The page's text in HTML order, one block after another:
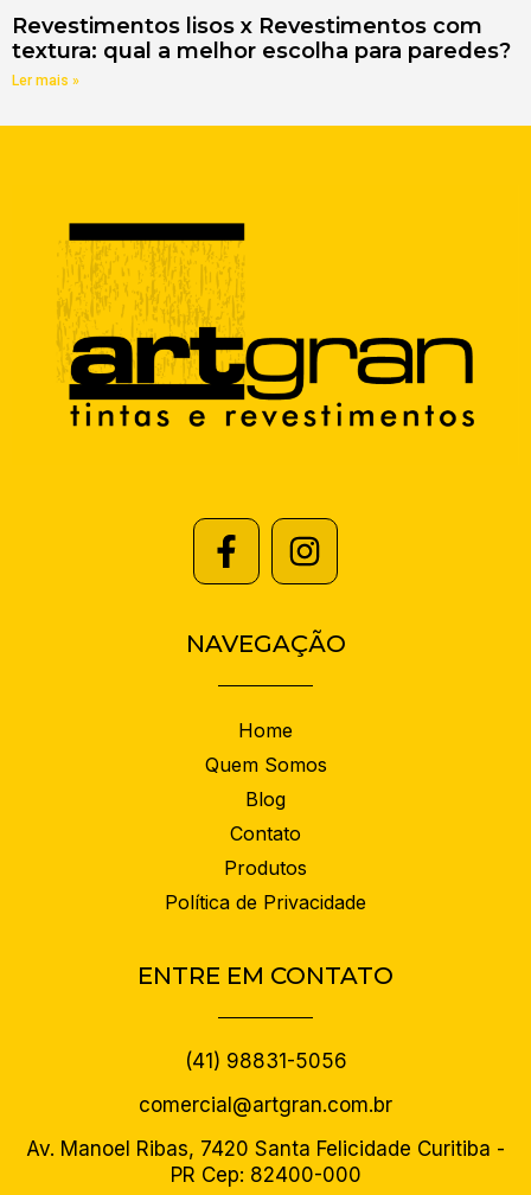
Revestimentos lisos x Revestimentos com
textura: qual a melhor escolha para paredes?
Ler mais »
NAVEGAÇÃO
Home
Quem Somos
Blog
Contato
Produtos
Política de Privacidade
ENTRE EM CONTATO
(41) 98831-5056
comercial@artgran.com.br
Av. Manoel Ribas, 7420 Santa Felicidade Curitiba -
PR Cep: 82400-000